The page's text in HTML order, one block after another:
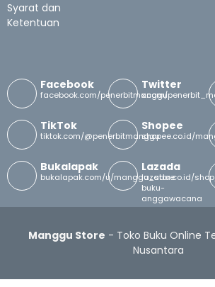
Syarat dan
Ketentuan
Facebook
facebook.com/penerbitmanggu
Twitter
x.com/
TikTok
tiktok.com/@penerbitmanggu
Shopee
shopee.co.id/
Bukalapak
bukalapak.com/u/manggu_store
Lazada
lazada.co.id/
buku-
anggawacana
Manggu Store - Toko Buku Online
Nusantara